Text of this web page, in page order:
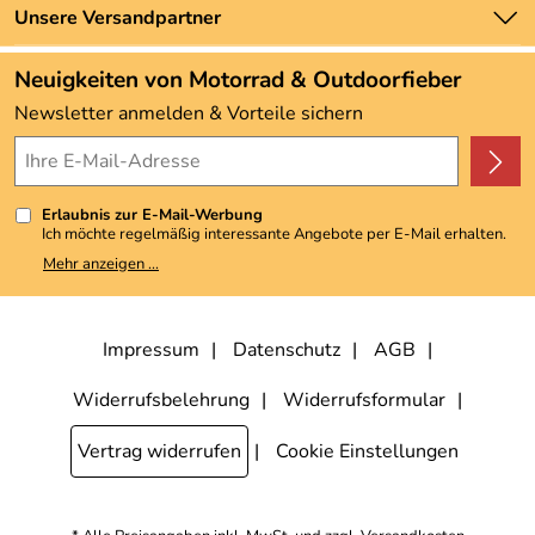
Zahlung und Versand
Neu
Angebote
Kundenbewertungen (3.493)
4,9/5*****
Unsere Versandpartner
Neuigkeiten von Motorrad & Outdoorfieber
Newsletter anmelden & Vorteile sichern
Erlaubnis zur E-Mail-Werbung
Ich möchte regelmäßig interessante Angebote per E-Mail erhalten.
Meine E-Mail-Adresse wird nicht an andere Unternehmen
weitergegeben. Zu statistischen Zwecken wird in anonymer Form
kann ich jederzeit mit Wirkung für die Zukunft widerrufen, indem ich
den Link "Abmelden" am Ende des Newsletters anklicke. Die
Mehr anzeigen ...
Impressum Datenschutz
AGB
Widerrufsbelehrung
Widerrufsformular
Vertrag widerrufen
Cookie Einstellungen